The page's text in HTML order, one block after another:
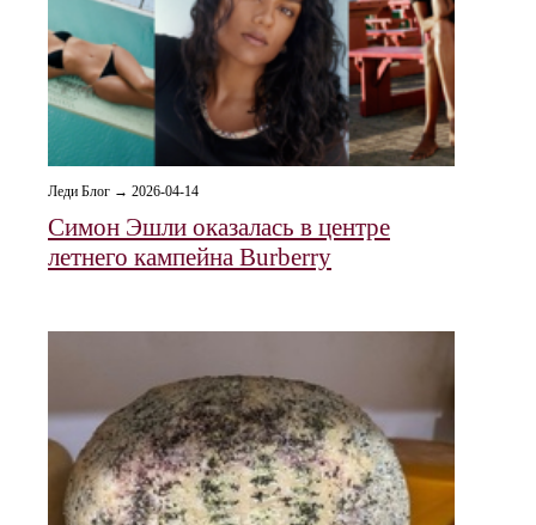
Леди Блог → 2026-04-14
Симон Эшли оказалась в центре
летнего кампейна Burberry